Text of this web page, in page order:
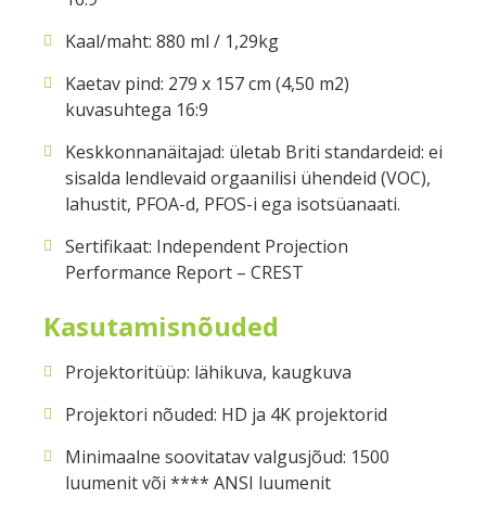
Kaal/maht: 880 ml / 1,29kg
Kaetav pind: 279 x 157 cm (4,50 m2)
kuvasuhtega 16:9
Keskkonnanäitajad: ületab Briti standardeid: ei
sisalda lendlevaid orgaanilisi ühendeid (VOC),
lahustit, PFOA-d, PFOS-i ega isotsüanaati.
Sertifikaat: Independent Projection
Performance Report – CREST
Kasutamisnõuded
Projektoritüüp: lähikuva, kaugkuva
Projektori nõuded: HD ja 4K projektorid
Minimaalne soovitatav valgusjõud: 1500
luumenit või **** ANSI luumenit